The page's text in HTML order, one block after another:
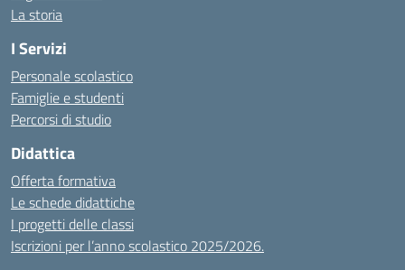
La storia
I Servizi
Personale scolastico
Famiglie e studenti
Percorsi di studio
Didattica
Offerta formativa
Le schede didattiche
I progetti delle classi
Iscrizioni per l’anno scolastico 2025/2026.